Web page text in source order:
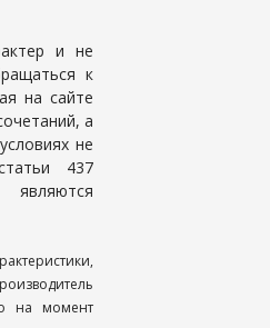
и не
к
на сайте
а
не
437
на момент